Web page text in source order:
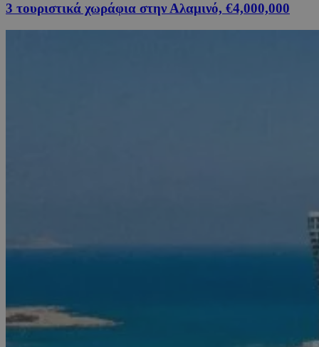
3 τουριστικά χωράφια στην Αλαμινό, €4,000,000